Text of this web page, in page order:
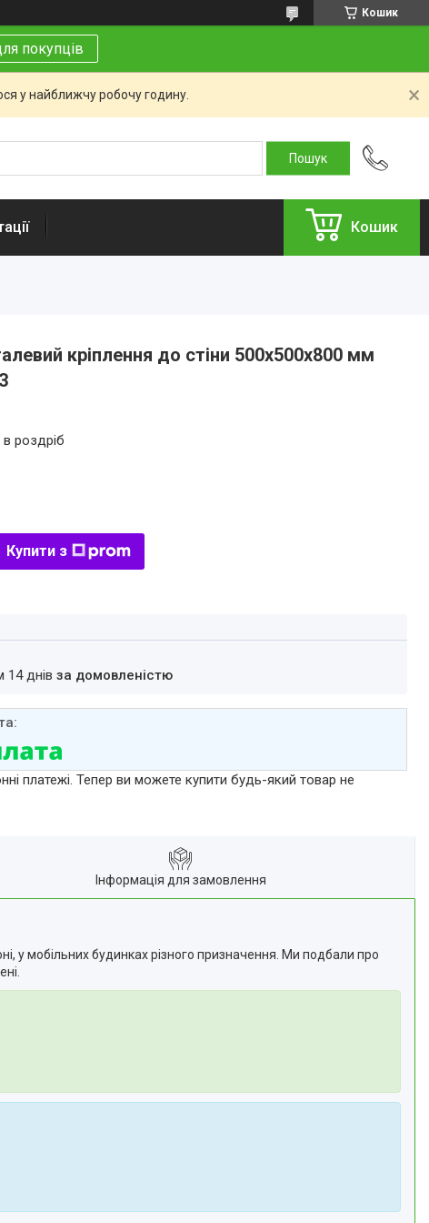
Кошик
покупців
у найближчу робочу годину.
Кошик
кріплення до стіни 500х500х800 мм
роздріб
Купити з
14 днів за домовленістю
платежі. Тепер ви можете купити будь-який товар не
Інформація для замовлення
у мобільних будинках різного призначення. Ми подбали про